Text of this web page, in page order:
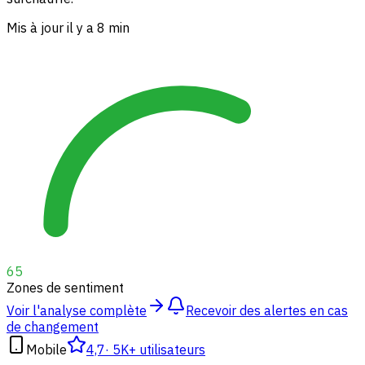
Mis à jour il y a 8 min
65
Zones de sentiment
Voir l'analyse complète
Recevoir des alertes en cas
de changement
Mobile
4,7· 5K+ utilisateurs